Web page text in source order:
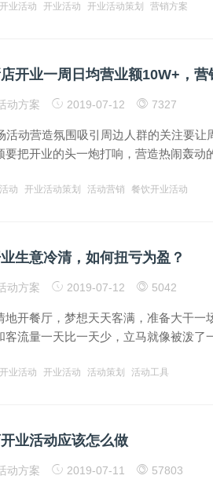
业活动 开业活动 开业活动策划 营销方案
开业一周日均营业额10W+，营
动方案 2019-07-12 7327
活动营造氛围吸引周边人群的关注要让
要把开业的头一炮打响，营造热闹轰动
动 开业活动策划 活动营销 餐饮开业活动
生意冷清，如何扭亏为盈？
动方案 2019-07-12 5042
地开餐厅，梦想天天客满，准备大干一
客流量一天比一天少，立马就像被泼了
业活动 开业活动 活动策划 活动工具
业活动应该怎么做
动方案 2019-07-11 57803